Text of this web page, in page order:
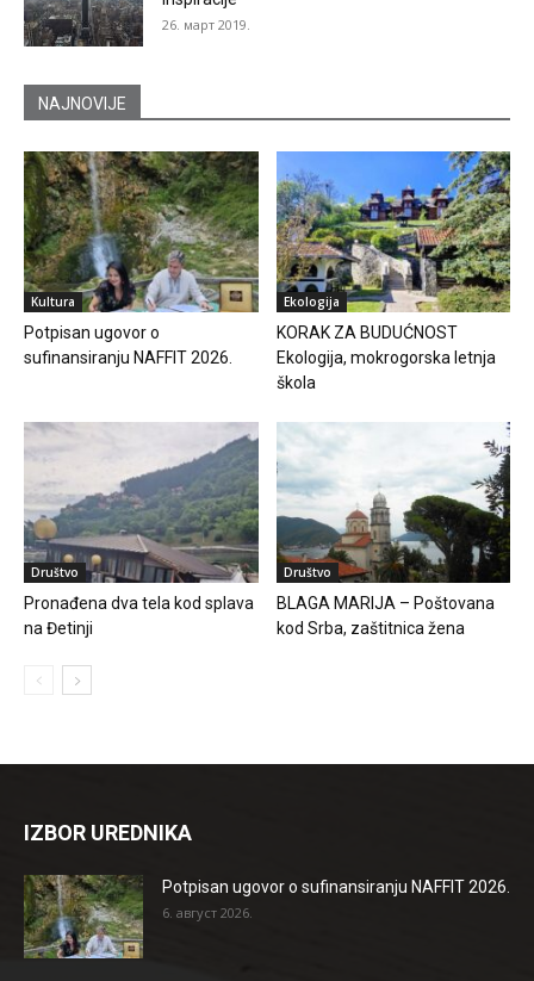
26. март 2019.
NAJNOVIJE
Kultura
Potpisan ugovor o
sufinansiranju NAFFIT 2026.
Ekologija
KORAK ZA BUDUĆNOST
Ekologija, mokrogorska letnja
škola
Društvo
Pronađena dva tela kod splava
na Đetinji
Društvo
BLAGA MARIJA – Poštovana
kod Srba, zaštitnica žena
IZBOR UREDNIKA
Potpisan ugovor o sufinansiranju NAFFIT 2026.
6. август 2026.